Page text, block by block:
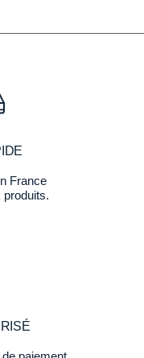
France
produits.